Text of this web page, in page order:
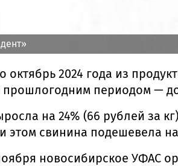
октябрь 2024 года из
периодом — до
на 24% (66 рублей за
этом свинина подешевела
новосибирское УФАС